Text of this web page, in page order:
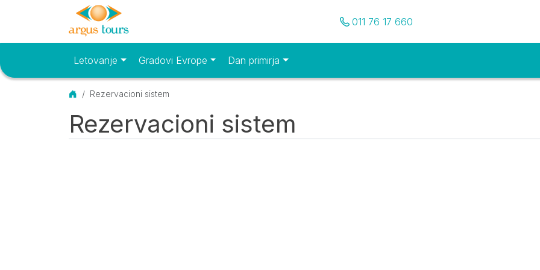
Pozovite nas
011 76 17 660
Osnovni meniLetovanje Gradovi Evrope Dan primirja
Početna
Rezervacioni sistem
Rezervacioni sistem